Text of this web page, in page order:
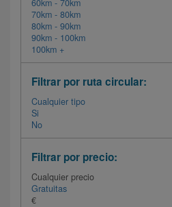
60km - 70km
70km - 80km
80km - 90km
90km - 100km
100km +
Filtrar por ruta circular:
Cualquier tipo
Si
No
Filtrar por precio:
Cualquier precio
Gratuitas
€